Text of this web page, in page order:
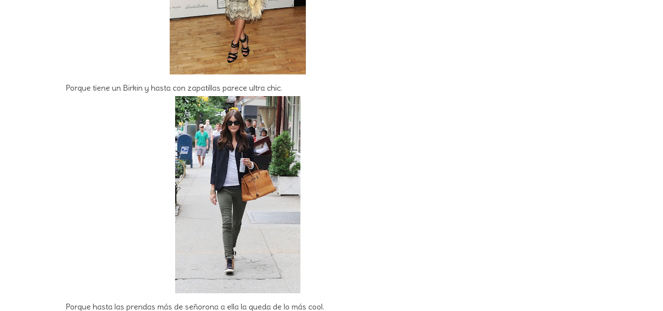
Porque tiene un Birkin y hasta con zapatillas parece ultra chic.
Porque hasta las prendas más de señorona a ella la queda de lo más cool.